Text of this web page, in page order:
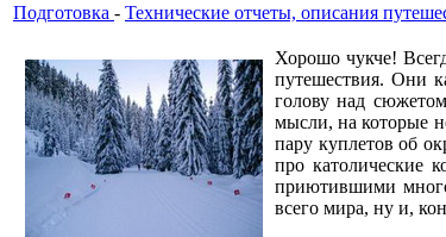
Подготовка - Технические отчеты, описания
Хорошо чукче!
путешествия. Они
голову над
мысли, на которые
пару куплетов об
про католические
приютившими
всего мира, ну и,